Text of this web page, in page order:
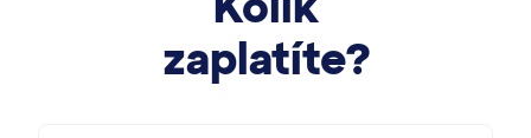
Kolik
zaplatíte?